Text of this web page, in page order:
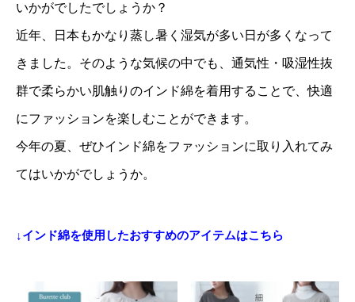
いかがでしたでしょうか？
近年、日本もかなり蒸し暑く湿気が多い日が多くなって
きました。そのような気候の中でも、通気性・吸湿性抜
群で柔らかい肌触りのインド綿を着用することで、快適
にファッションを楽しむことができます。
今年の夏、ぜひインド綿をファッションに取り入れてみ
てはいかがでしょうか。
↓インド綿を使用したおすすめのアイテムはこちら